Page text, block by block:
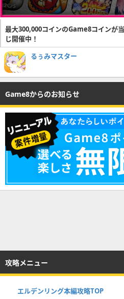
最大300,000コインのGame8コインが
じ開催中！
るぅみマスター
Game8からのお知らせ
攻略メニュー
エルデンリング本編攻略TOP